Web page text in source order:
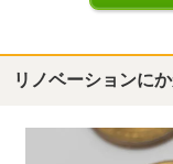
リノベーションに